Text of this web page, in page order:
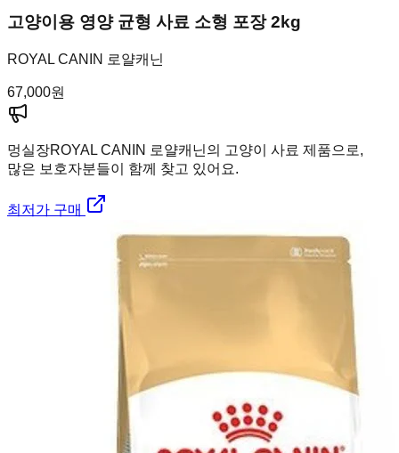
고양이용 영양 균형 사료 소형 포장 2kg
ROYAL CANIN 로얄캐닌
67,000원
멍실장ROYAL CANIN 로얄캐닌의 고양이 사료 제품으로,
많은 보호자분들이 함께 찾고 있어요.
최저가 구매